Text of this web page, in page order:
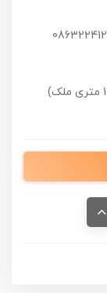
اراک، خیابان سید جمال الدین اسدآبادی (12 متری ملک)